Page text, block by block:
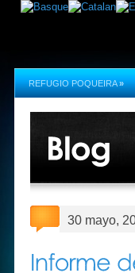
REFUGIO POQUEIRA »
30 mayo,